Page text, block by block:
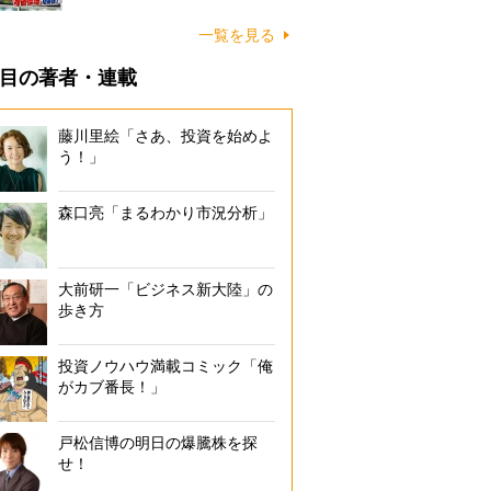
一覧を見る
の著者・連載
藤川里絵「さあ、投資を始めよ
う！」
森口亮「まるわかり市況分析」
大前研一「ビジネス新大陸」の
歩き方
投資ノウハウ満載コミック「俺
がカブ番長！」
戸松信博の明日の爆騰株を探
せ！